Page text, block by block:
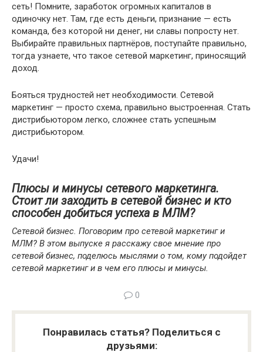
сеть! Помните, заработок огромных капиталов в
одиночку нет. Там, где есть деньги, признание — есть
команда, без которой ни денег, ни славы попросту нет.
Выбирайте правильных партнёров, поступайте правильно,
тогда узнаете, что такое сетевой маркетинг, приносящий
доход.
Бояться трудностей нет необходимости. Сетевой
маркетинг — просто схема, правильно выстроенная. Стать
дистрибьютором легко, сложнее стать успешным
дистрибьютором.
Удачи!
Плюсы и минусы сетевого маркетинга.
Стоит ли заходить в сетевой бизнес и кто
способен добиться успеха в МЛМ?
Сетевой бизнес. Поговорим про сетевой маркетинг и
МЛМ? В этом выпуске я расскажу свое мнение про
сетевой бизнес, поделюсь мыслями о том, кому подойдет
сетевой маркетинг и в чем его плюсы и минусы.
0
Понравилась статья? Поделиться с
друзьями: